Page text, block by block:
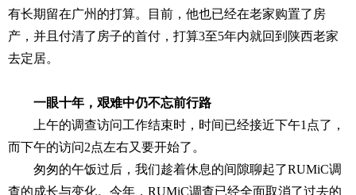
有长期留在广州的打算。目前，他也已经在老家购置了房
产，并且付清了房子的首付，打算3至5年内就回到陕西老家
去定居。
一眼十年，艰难中仍不忘前行路
上午的调查访问工作结束时，时间已经接近下午1点了，
而下午的访问2点左右又要开始了。
匆匆的午饭过后，我们趁着休息的间隙聊起了RUMiC调
查的成长与变化。今年，RUMiC调查已经全面取消了过去的